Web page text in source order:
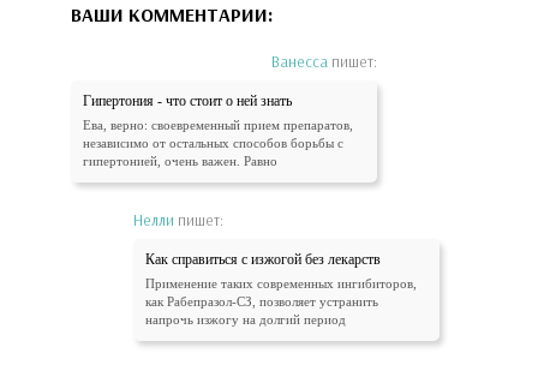
ВАШИ КОММЕНТАРИИ:
Ванесса пишет:
Гипертония - что стоит о ней знать
Ева, верно: своевременный прием препаратов,
независимо от остальных способов борьбы с
гипертонией, очень важен. Равно
Нелли пишет:
Как справиться с изжогой без лекарств
Применение таких современных ингибиторов,
как Рабепразол-СЗ, позволяет устранить
напрочь изжогу на долгий период